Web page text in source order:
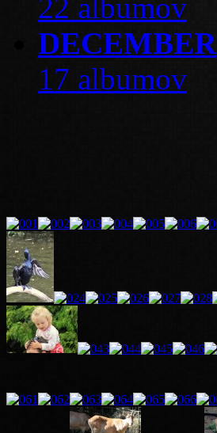
22 albumov
DECEMBER
17 albumov